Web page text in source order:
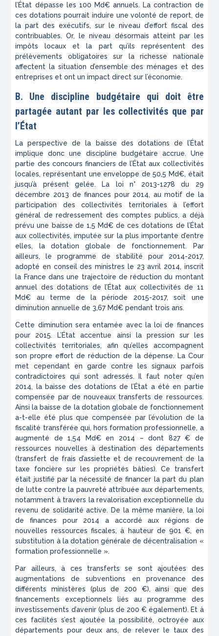
l’État dépasse les 100 Md€ annuels. La contraction de
ces dotations pourrait induire une volonté de report, de
la part des exécutifs, sur le niveau d’effort fiscal des
contribuables. Or, le niveau désormais atteint par les
impôts locaux et la part qu’ils représentent des
prélèvements obligatoires sur la richesse nationale
affectent la situation d’ensemble des ménages et des
entreprises et ont un impact direct sur l’économie.
B. Une discipline budgétaire qui doit être
partagée autant par les collectivités que par
l’État
La perspective de la baisse des dotations de l’État
implique donc une discipline budgétaire accrue. Une
partie des concours financiers de l’État aux collectivités
locales, représentant une enveloppe de 50,5 Md€, était
jusqu’à présent gelée. La loi n° 2013-1278 du 29
décembre 2013 de finances pour 2014, au motif de la
participation des collectivités territoriales à l’effort
général de redressement des comptes publics, a déjà
prévu une baisse de 1,5 Md€ de ces dotations de l’État
aux collectivités, imputée sur la plus importante d’entre
elles, la dotation globale de fonctionnement. Par
ailleurs, le programme de stabilité pour 2014-2017,
adopté en conseil des ministres le 23 avril 2014, inscrit
la France dans une trajectoire de réduction du montant
annuel des dotations de l’État aux collectivités de 11
Md€ au terme de la période 2015-2017, soit une
diminution annuelle de 3,67 Md€ pendant trois ans.
Cette diminution sera entamée avec la loi de finances
pour 2015. L’État accentue ainsi la pression sur les
collectivités territoriales, afin qu’elles accompagnent
son propre effort de réduction de la dépense. La Cour
met cependant en garde contre les signaux parfois
contradictoires qui sont adressés. Il faut noter qu’en
2014, la baisse des dotations de l’État a été en partie
compensée par de nouveaux transferts de ressources.
Ainsi la baisse de la dotation globale de fonctionnement
a-t-elle été plus que compensée par l’évolution de la
fiscalité transférée qui, hors formation professionnelle, a
augmenté de 1,54 Md€ en 2014 – dont 827 € de
ressources nouvelles à destination des départements
(transfert de frais d’assiette et de recouvrement de la
taxe foncière sur les propriétés bâties). Ce transfert
était justifié par la nécessité de financer la part du plan
de lutte contre la pauvreté attribuée aux départements,
notamment à travers la revalorisation exceptionnelle du
revenu de solidarité active. De la même manière, la loi
de finances pour 2014 a accordé aux régions de
nouvelles ressources fiscales, à hauteur de 901 €, en
substitution à la dotation générale de décentralisation «
formation professionnelle ».
Par ailleurs, à ces transferts se sont ajoutées des
augmentations de subventions en provenance des
différents ministères (plus de 200 €), ainsi que des
financements exceptionnels liés au programme des
investissements d’avenir (plus de 200 € également). Et à
ces facilités s’est ajoutée la possibilité, octroyée aux
départements pour deux ans, de relever le taux des